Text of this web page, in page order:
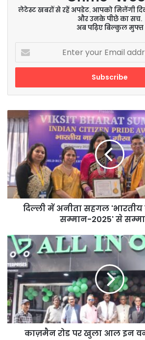
लेटेस्ट खबरों से रहें अपडेट. आपको मिलेंगी
और उनके पीछे का सच.
अब पढ़िए बिल्कुल मुफ्त
Enter
your
Email
में
अनीता
सहगल
'भारतीय
नागरिक
गौरव
सम्मान-2025'
से
सम्मानितदिल्ली में अनीता सहगल 'भारतीय
सम्मान-2025' से
काज़मैन
रोड
पर
खुला
आल
इन
वन
का
सुपरमार्ट
काज़मैन रोड पर खुला आल इन वन